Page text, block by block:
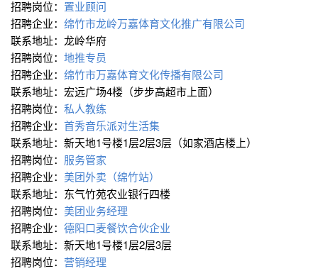
招聘岗位： 置业顾问
招聘企业： 绵竹市龙岭万嘉体育文化推广有限公司
联系地址：龙岭华府
招聘岗位： 地推专员
招聘企业： 绵竹市万嘉体育文化传播有限公司
联系地址：宏远广场4楼（步步高超市上面）
招聘岗位： 私人教练
招聘企业： 首秀音乐派对生活集
联系地址：新天地1号楼1层2层3层（如家酒店楼上）
招聘岗位： 服务管家
招聘企业： 美团外卖（绵竹站）
联系地址：东气竹苑农业银行四楼
招聘岗位： 美团业务经理
招聘企业： 德阳口麦餐饮合伙企业
联系地址：新天地1号楼1层2层3层
招聘岗位： 营销经理